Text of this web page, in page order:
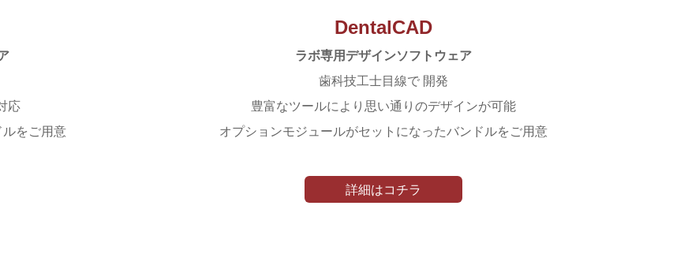
応
をご用意
DentalCAD
ラボ専用デザインソフトウェア
歯科技工士目線で 開発
豊富なツールにより思い通りのデザインが可能
オプションモジュールがセットになったバンドルをご用意
詳細はコチラ